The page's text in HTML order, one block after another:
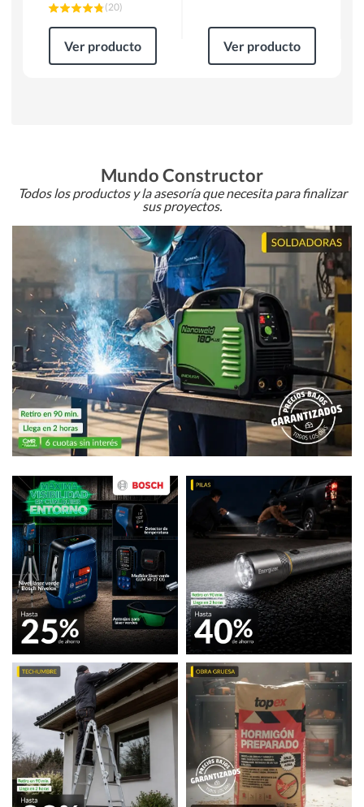
(20)
Ver producto Ver producto
Mundo Constructor
Todos los productos y la asesoría que necesita para finalizar
sus proyectos.